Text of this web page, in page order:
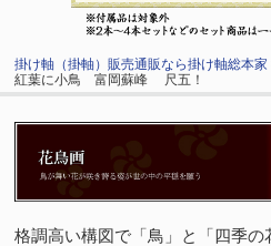
掛け軸（掛軸）販売通販なら掛け軸総本家
紅葉に小鳥 富岡蘇峰 尺五！
格調高い構図で「鳥」と「四季